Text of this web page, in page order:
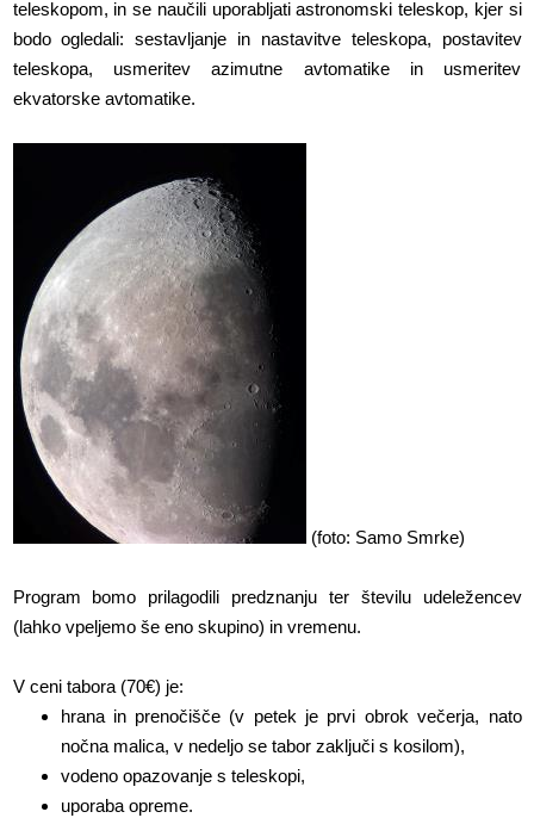
teleskopom, in se naučili uporabljati astronomski teleskop, kjer si
bodo ogledali: sestavljanje in nastavitve teleskopa, postavitev
teleskopa, usmeritev azimutne avtomatike in usmeritev
ekvatorske avtomatike.
(foto: Samo Smrke)
Program bomo prilagodili predznanju ter številu udeležencev
(lahko vpeljemo še eno skupino) in vremenu.
V ceni tabora (70€) je:
hrana in prenočišče (v petek je prvi obrok večerja, nato
nočna malica, v nedeljo se tabor zaključi s kosilom),
vodeno opazovanje s teleskopi,
uporaba opreme.